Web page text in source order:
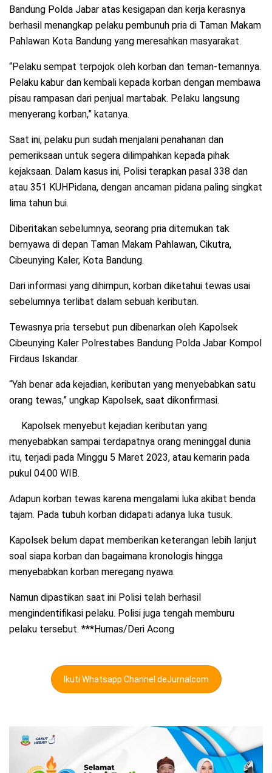
Bandung Polda Jabar atas kesigapan dan kerja kerasnya
berhasil menangkap pelaku pembunuh pria di Taman Makam
Pahlawan Kota Bandung yang meresahkan masyarakat.
“Pelaku sempat terpojok oleh korban dan teman-temannya.
Pelaku kabur dan kembali kepada korban dengan membawa
pisau rampasan dari penjual martabak. Pelaku langsung
menyerang korban,” katanya.
Saat ini, pelaku pun sudah menjalani penahanan dan
pemeriksaan untuk segera dilimpahkan kepada pihak
kejaksaan. Dalam kasus ini, Polisi terapkan pasal 338 dan
atau 351 KUHPidana, dengan ancaman pidana paling singkat
lima tahun bui.
Diberitakan sebelumnya, seorang pria ditemukan tak
bernyawa di depan Taman Makam Pahlawan, Cikutra,
Cibeunying Kaler, Kota Bandung.
Dari informasi yang dihimpun, korban diketahui tewas usai
sebelumnya terlibat dalam sebuah keributan.
Tewasnya pria tersebut pun dibenarkan oleh Kapolsek
Cibeunying Kaler Polrestabes Bandung Polda Jabar Kompol
Firdaus Iskandar.
“Yah benar ada kejadian, keributan yang menyebabkan satu
orang tewas,” ungkap Kapolsek, saat dikonfirmasi.
Kapolsek menyebut kejadian keributan yang
menyebabkan sampai terdapatnya orang meninggal dunia
itu, terjadi pada Minggu 5 Maret 2023, atau kemarin pada
pukul 04.00 WIB.
Adapun korban tewas karena mengalami luka akibat benda
tajam. Pada tubuh korban didapati adanya luka tusuk.
Kapolsek belum dapat memberikan keterangan lebih lanjut
soal siapa korban dan bagaimana kronologis hingga
menyebabkan korban meregang nyawa.
Namun dipastikan saat ini Polisi telah berhasil
mengindentifikasi pelaku. Polisi juga tengah memburu
pelaku tersebut. ***Humas/Deri Acong
Ikuti Whatsapp Channel deJurnalcom